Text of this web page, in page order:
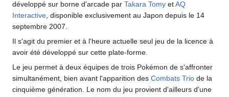
développé sur borne d'arcade par Takara Tomy etAQ
Interactive , disponible exclusivement au Japon depuis le 14
septembre 2007.
Il s'agit du premier et à l'heure actuelle seul jeu de la licence à
avoir été développé sur cette plate-forme.
Le jeu permet à deux équipes de trois Pokémon de s'affronter
simultanément, bien avant l'apparition des Combats Trio de la
cinquième génération. Le nom du jeu provient d'ailleurs d'une